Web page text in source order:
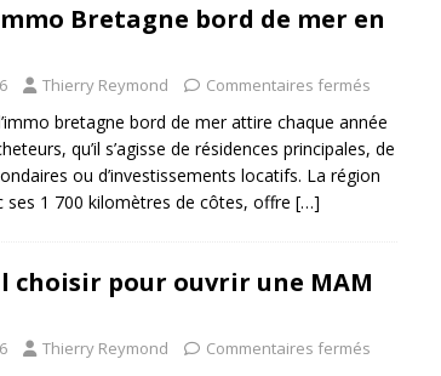
Bretagne bord de mer en
Thierry Reymond Commentaires fermés
bretagne bord de mer attire chaque année
qu’il s’agisse de résidences principales, de
ou d’investissements locatifs. La région
ses 1 700 kilomètres de côtes, offre […]
choisir pour ouvrir une MAM
Thierry Reymond Commentaires fermés